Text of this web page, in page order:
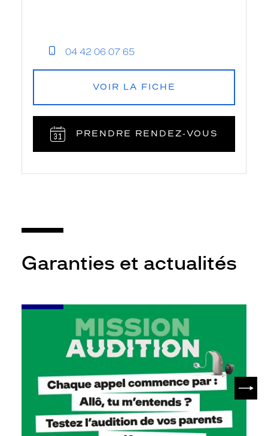
04 42 06 07 65
VOIR LA FICHE
PRENDRE RENDEZ‑VOUS
Garanties et actualités
-